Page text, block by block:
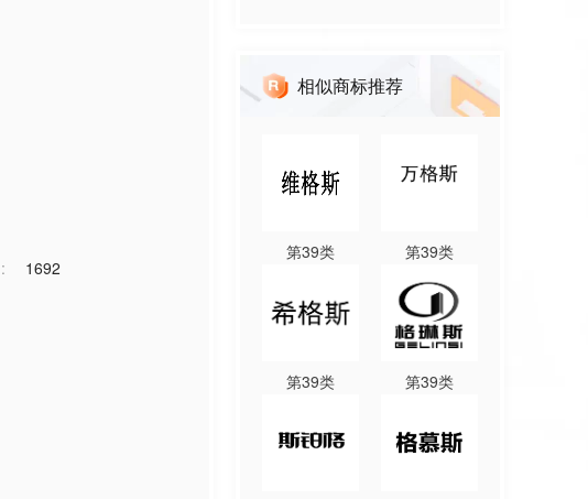
1692
相似商标推荐
第39类 第39类
第39类 第39类